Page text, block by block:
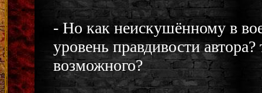
- Но как неискушённому в
уровень правдивости
возможного?